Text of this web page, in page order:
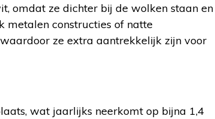
omdat ze dichter bij de wolken staan en
metalen constructies of natte
ze extra aantrekkelijk zijn voor
wat jaarlijks neerkomt op bijna 1,4